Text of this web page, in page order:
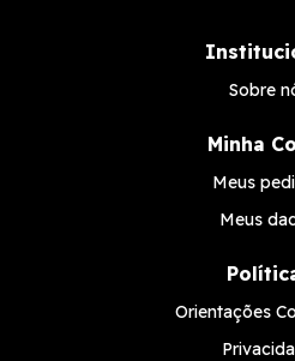
Sobre
Minha
Meus
Meus
Orientações